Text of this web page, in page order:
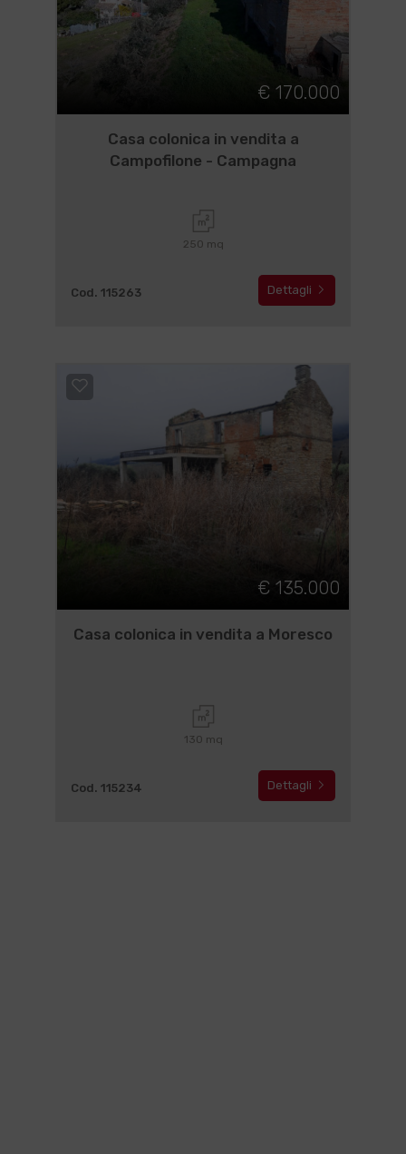
€ 170.000
Casa colonica in vendita a
Campofilone - Campagna
250 mq
Cod. 115263 Dettagli
€ 135.000
Casa colonica in vendita a Moresco
130 mq
Cod. 115234 Dettagli